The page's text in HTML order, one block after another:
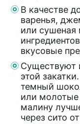
В качестве
варенья,
или
вкусовые
Существуют
этой
темный
или молотые
малину
через сито